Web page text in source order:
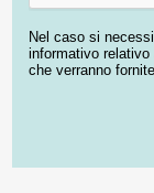
Nel caso si
informativo
che verranno